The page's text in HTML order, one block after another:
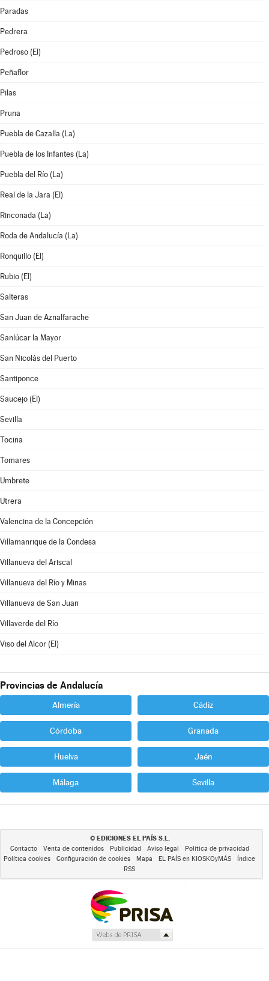
Paradas
Pedrera
Pedroso (El)
Peñaflor
Pilas
Pruna
Puebla de Cazalla (La)
Puebla de los Infantes (La)
Puebla del Río (La)
Real de la Jara (El)
Rinconada (La)
Roda de Andalucía (La)
Ronquillo (El)
Rubio (El)
Salteras
San Juan de Aznalfarache
Sanlúcar la Mayor
San Nicolás del Puerto
Santiponce
Saucejo (El)
Sevilla
Tocina
Tomares
Umbrete
Utrera
Valencina de la Concepción
Villamanrique de la Condesa
Villanueva del Ariscal
Villanueva del Río y Minas
Villanueva de San Juan
Villaverde del Río
Viso del Alcor (El)
Provincias de Andalucía
Almería Cádiz
Córdoba Granada
Huelva Jaén
Málaga Sevilla
© EDICIONES EL PAÍS S.L.
Contacto Venta de contenidos Publicidad Aviso legal
Política de privacidad
Política cookies
Configuración de cookies Mapa EL PAÍS en KIOSKOyMÁS
Índice
RSS